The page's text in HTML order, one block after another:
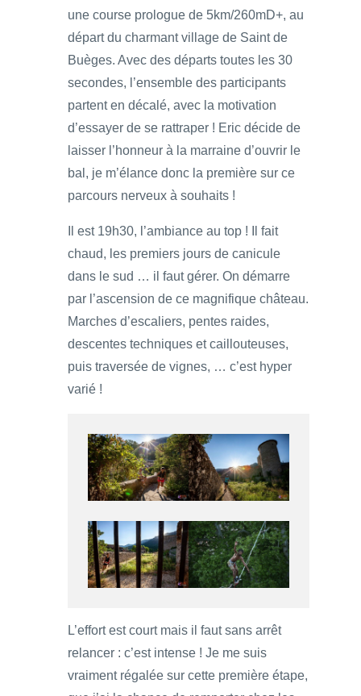
une course prologue de 5km/260mD+, au
départ du charmant village de Saint de
Buèges. Avec des départs toutes les 30
secondes, l’ensemble des participants
partent en décalé, avec la motivation
d’essayer de se rattraper ! Eric décide de
laisser l’honneur à la marraine d’ouvrir le
bal, je m’élance donc la première sur ce
parcours nerveux à souhaits !
Il est 19h30, l’ambiance au top ! Il fait
chaud, les premiers jours de canicule
dans le sud … il faut gérer. On démarre
par l’ascension de ce magnifique château.
Marches d’escaliers, pentes raides,
descentes techniques et caillouteuses,
puis traversée de vignes, … c’est hyper
varié !
L’effort est court mais il faut sans arrêt
relancer : c’est intense ! Je me suis
vraiment régalée sur cette première étape,